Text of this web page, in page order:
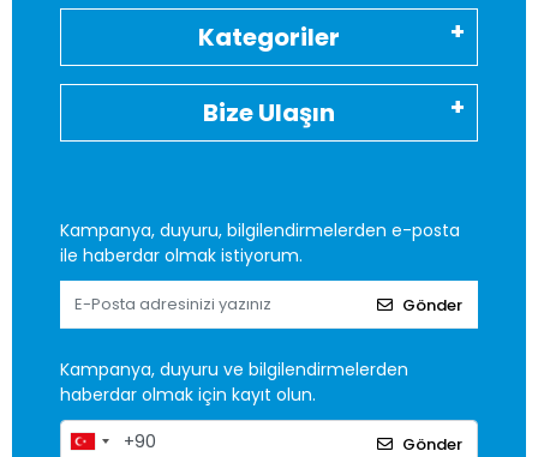
Kategoriler
Bize Ulaşın
Kampanya, duyuru, bilgilendirmelerden e-posta
ile haberdar olmak istiyorum.
Gönder
Kampanya, duyuru ve bilgilendirmelerden
haberdar olmak için kayıt olun.
Gönder